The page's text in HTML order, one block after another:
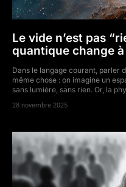
Le vide n’est pas
quantique change
Dans le langage courant, parler
même chose : on imagine un
sans lumière, sans rien. Or, la
28 novembre 2025